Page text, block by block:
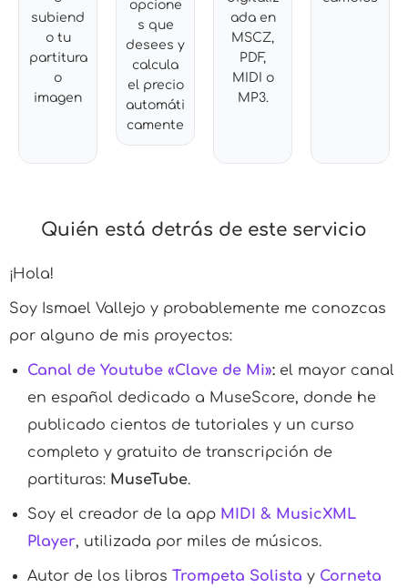
subiend
o tu
partitura
o
imagen
opcione
s que
desees y
calcula
el precio
automáti
camente
ada en
MSCZ,
PDF,
MIDI o
MP3.
Quién está detrás de este servicio
¡Hola!
Soy Ismael Vallejo y probablemente me conozcas
por alguno de mis proyectos:
Canal de Youtube «Clave de Mi»: el mayor canal
en español dedicado a MuseScore, donde he
publicado cientos de tutoriales y un curso
completo y gratuito de transcripción de
partituras: MuseTube.
Soy el creador de la app MIDI & MusicXML
Player, utilizada por miles de músicos.
Autor de los libros Trompeta Solista y Corneta